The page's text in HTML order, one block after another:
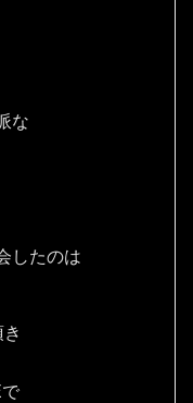
な
したのは